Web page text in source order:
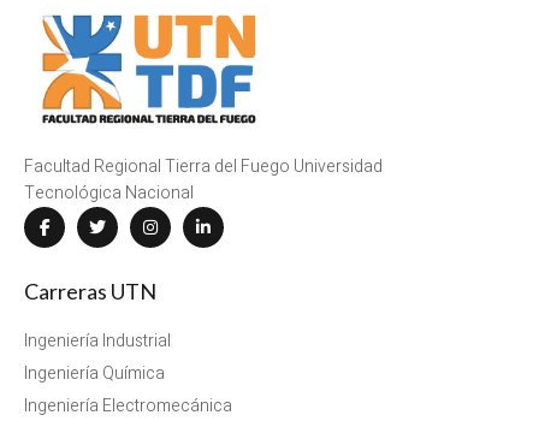
Facultad Regional Tierra del Fuego Universidad
Tecnológica Nacional
Carreras UTN
Ingeniería Industrial
Ingeniería Química
Ingeniería Electromecánica